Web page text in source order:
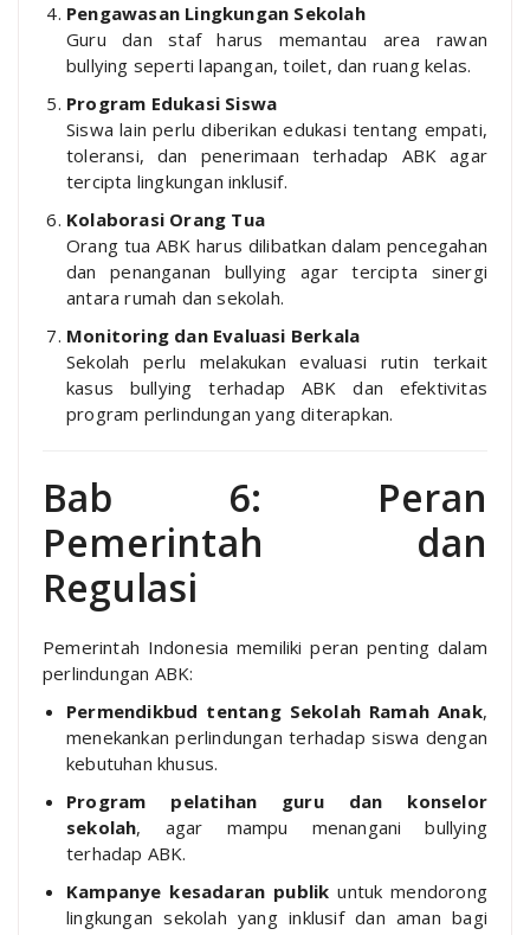
Pengawasan Lingkungan Sekolah
Guru dan staf harus memantau area rawan
bullying seperti lapangan, toilet, dan ruang kelas.
Program Edukasi Siswa
Siswa lain perlu diberikan edukasi tentang empati,
toleransi, dan penerimaan terhadap ABK agar
tercipta lingkungan inklusif.
Kolaborasi Orang Tua
Orang tua ABK harus dilibatkan dalam pencegahan
dan penanganan bullying agar tercipta sinergi
antara rumah dan sekolah.
Monitoring dan Evaluasi Berkala
Sekolah perlu melakukan evaluasi rutin terkait
kasus bullying terhadap ABK dan efektivitas
program perlindungan yang diterapkan.
Bab 6: Peran
Pemerintah dan
Regulasi
Pemerintah Indonesia memiliki peran penting dalam
perlindungan ABK:
Permendikbud tentang Sekolah Ramah Anak,
menekankan perlindungan terhadap siswa dengan
kebutuhan khusus.
Program pelatihan guru dan konselor
sekolah, agar mampu menangani bullying
terhadap ABK.
Kampanye kesadaran publik untuk mendorong
lingkungan sekolah yang inklusif dan aman bagi